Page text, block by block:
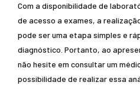
Com a disponibilidade de
de acesso a exames, a
pode ser uma etapa simples e
diagnóstico. Portanto, ao
não hesite em consultar um
possibilidade de realizar essa